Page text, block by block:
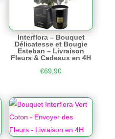
Interflora – Bouquet
Délicatesse et Bougie
Esteban – Livraison
Fleurs & Cadeaux en 4H
€69,90